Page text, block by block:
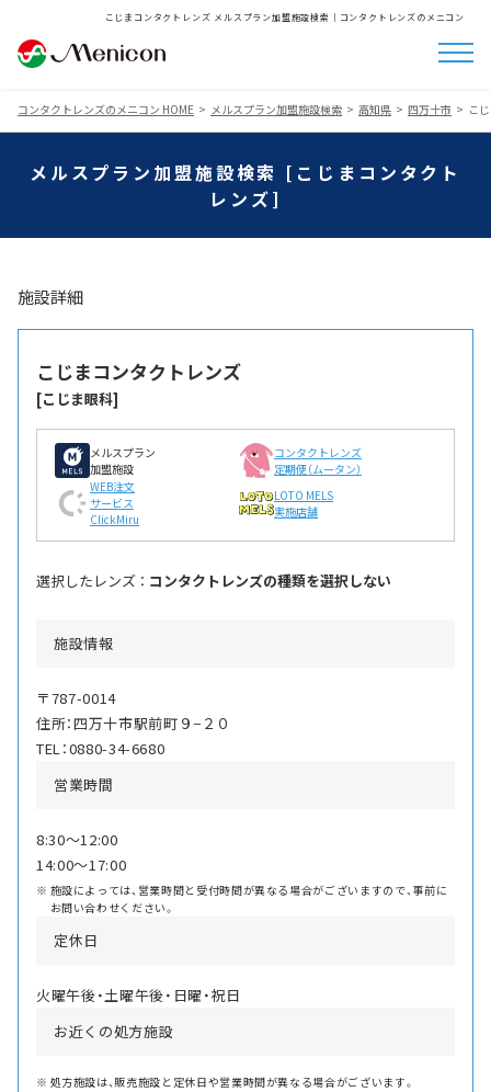
こじまコンタクトレンズ メルスプラン加盟施設検索│コンタクトレンズのメニコン
コンタクトレンズのメニコン HOME メルスプラン加盟施設検索 高知県 四万十市 こ
メルスプラン加盟施設検索 [こじまコンタクト
レンズ]
施設詳細
こじまコンタクトレンズ
[こじま眼科]
メルスプラン
加盟施設
コンタクトレンズ
定期便（ムータン）
WEB注文
サービス
ClickMiru
LOTO MELS
実施店舗
選択したレンズ ： コンタクトレンズの種類を選択しない
施設情報
〒787-0014
住所：四万十市駅前町９−２０
TEL：0880-34-6680
営業時間
8:30〜12:00
14:00〜17:00
施設によっては、営業時間と受付時間が異なる場合がございますので、事前に
お問い合わせください。
定休日
火曜午後・土曜午後・日曜・祝日
お近くの処方施設
処方施設は、販売施設と定休日や営業時間が異なる場合がございます。